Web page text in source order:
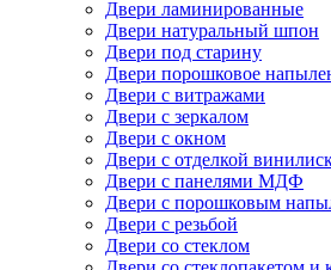
Двери ламинированные
Двери натуральный шпон
Двери под старину
Двери порошковое
Двери с витражами
Двери с зеркалом
Двери с окном
Двери с отделкой
Двери с панелями МДФ
Двери с порошковым
Двери с резьбой
Двери со стеклом